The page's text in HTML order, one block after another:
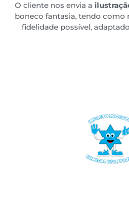
O cliente nos envia a
boneco fantasia, tendo como
fidelidade possível,